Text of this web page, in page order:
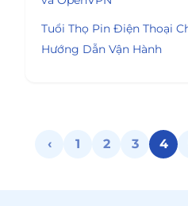
Tuổi Thọ Pin Điện Thoại
Hướng Dẫn Vận Hành
‹ 1 2 3 4